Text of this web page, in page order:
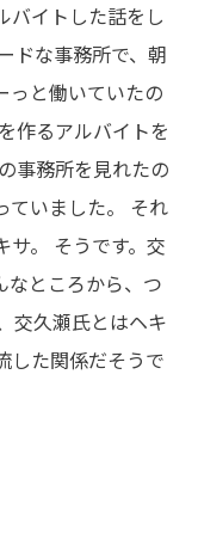
バイトした話をし
ドな事務所で、朝
っと働いていたの
作るアルバイトを
事務所を見れたの
いました。
それ
。
そうです。交
なところから、つ
交久瀬氏とはヘキ
した関係だそうで